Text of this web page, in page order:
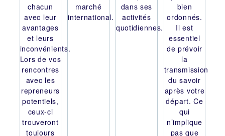
chacun
avec leur
avantages
et leurs
inconvénients.
Lors de vos
rencontres
avec les
repreneurs
potentiels,
ceux-ci
trouveront
toujours
marché
international.
dans ses
activités
quotidiennes.
bien
ordonnés.
Il est
essentiel
de prévoir
la
transmission
du savoir
après votre
départ. Ce
qui
n’implique
pas que